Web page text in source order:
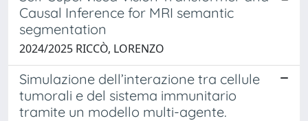
Causal Inference for MRI semantic
segmentation
2024/2025 RICCÒ, LORENZO
Simulazione dell’interazione tra cellule
tumorali e del sistema immunitario
tramite un modello multi-agente.